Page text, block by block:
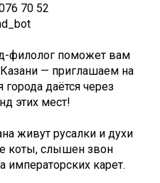
70 52
филолог поможет вам
— приглашаем на
города даётся через
этих мест!
живут русалки и духи
коты, слышен звон
императорских карет.